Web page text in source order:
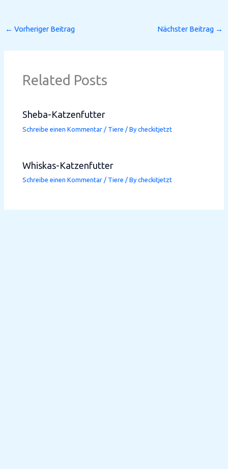
← Vorheriger Beitrag Nächster Beitrag →
Related Posts
Sheba-Katzenfutter
Schreibe einen Kommentar / Tiere / Bycheckitjetzt
Whiskas-Katzenfutter
Schreibe einen Kommentar / Tiere / Bycheckitjetzt